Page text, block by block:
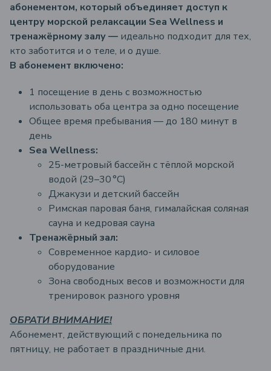
абонементом, который объединяет доступ к
центру морской релаксации Sea Wellness и
тренажёрному залу — идеально подходит для тех,
кто заботится и о теле, и о душе.
В абонемент включено:
1 посещение в день с возможностью
использовать оба центра за одно посещение
Общее время пребывания — до 180 минут в
день
Sea Wellness:
25-метровый бассейн с тёплой морской
водой (29–30 °C)
Джакузи и детский бассейн
Римская паровая баня, гималайская соляная
сауна и кедровая сауна
Тренажёрный зал:
Современное кардио- и силовое
оборудование
Зона свободных весов и возможности для
тренировок разного уровня
ОБРАТИ ВНИМАНИЕ!
Абонемент, действующий с понедельника по
пятницу, не работает в праздничные дни.